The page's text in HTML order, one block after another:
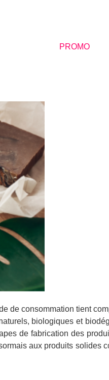
PROMO
de consommation tient
biologiques et
de fabrication des
aux produits solides